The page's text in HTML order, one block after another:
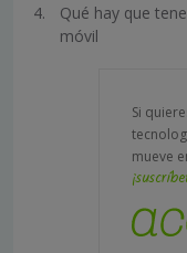
Qué hay que
móvil
Si
mueve